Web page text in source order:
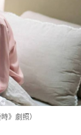
》劇照）